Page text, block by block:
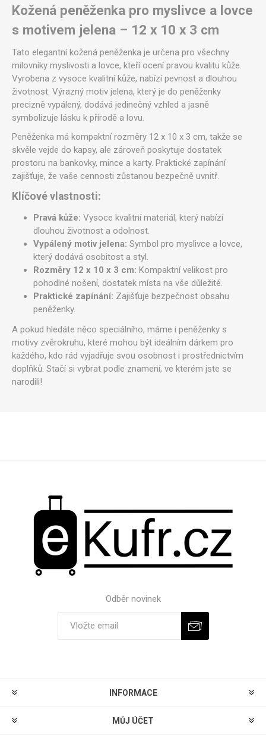
Kožená peněženka pro myslivce a lovce
s motivem jelena – 12 x 10 x 3 cm
Tato elegantní kožená peněženka je určena pro všechny
milovníky myslivosti a lovce, kteří ocení pravou kvalitu kůže.
Vyrobena z vysoce kvalitní kůže, nabízí pevnost a dlouhou
životnost. Výrazný motiv jelena, který je do peněženky
precizně vypálený, dodává jedinečný vzhled a jasně
symbolizuje lásku k přírodě a lovu.
Peněženka má kompaktní rozměry 12 x 10 x 3 cm, takže se
skvěle vejde do kapsy, ale zároveň poskytuje dostatek
prostoru na bankovky, mince a karty. Praktické zapínání
zajišťuje, že vaše cennosti zůstanou bezpečně uvnitř.
Klíčové vlastnosti:
Pravá kůže: Vysoce kvalitní materiál, který nabízí
dlouhou životnost a odolnost.
Vypálený motiv jelena: Symbol pro myslivce a lovce,
který dodává osobitost a styl.
Rozměry 12 x 10 x 3 cm: Kompaktní velikost pro
pohodlné nošení, dostatek místa na vše důležité.
Praktické zapínání: Zajišťuje bezpečnost obsahu
peněženky.
A pokud hledáte něco speciálního, máme i peněženky s
motivy zvěrokruhu, které mohou být ideálním dárkem pro
každého, kdo rád vyjadřuje svou osobnost i prostřednictvím
doplňků. Stačí si vybrat podle znamení, ve kterém jste se
narodili!
Odběr novinek
INFORMACE
MŮJ ÚČET